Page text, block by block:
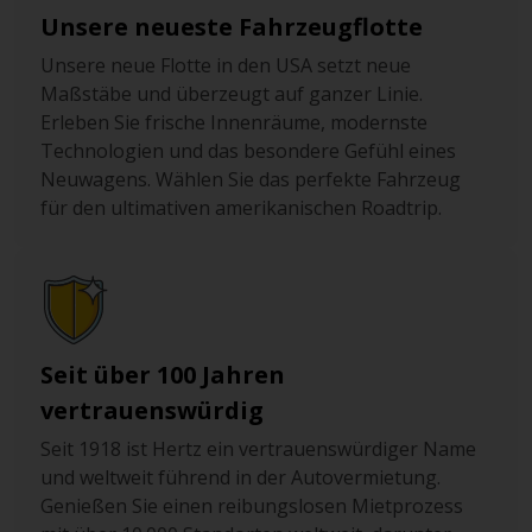
Wie in anderen Teilen der USA üblich, sind die Straßen
breit und das Schachbrettsystem für die Stadtplanung
erleichtert die Orientierung enorm.
Sie sollten sich allerdings strikt an die Verkehrsregeln
halten. Geschwindigkeits-Übertretungen werden sehr
ernstgenommen, und die Überwachung findet auch aus
ebenfalls geahndet werden.
Die Regeln entsprechen dabei meist den aus
Deutschland gewohnten, mit einigen wichtigen
Ausnahmen: An einer Kreuzung mit vier Stoppschildern
fährt nach einem kurzen Halt derjenige zuerst, der als
erster an der Kreuzung war. Solche Kreuzungen sind oft
mit „4 Way“ oder „All Way“ Schildern markiert.
Unsere neueste Fahrzeugflotte
Unsere neue Flotte in den USA setzt neue
Maßstäbe und überzeugt auf ganzer Linie.
Erleben Sie frische Innenräume, modernste
Technologien und das besondere Gefühl eines
Neuwagens. Wählen Sie das perfekte Fahrzeug
für den ultimativen amerikanischen Roadtrip.
Seit über 100 Jahren
vertrauenswürdig
Seit 1918 ist Hertz ein vertrauenswürdiger Name
und weltweit führend in der Autovermietung.
Genießen Sie einen reibungslosen Mietprozess